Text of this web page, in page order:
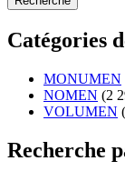
Catégories
MONUMEN
NOMEN (2
VOLUMEN
Recherche